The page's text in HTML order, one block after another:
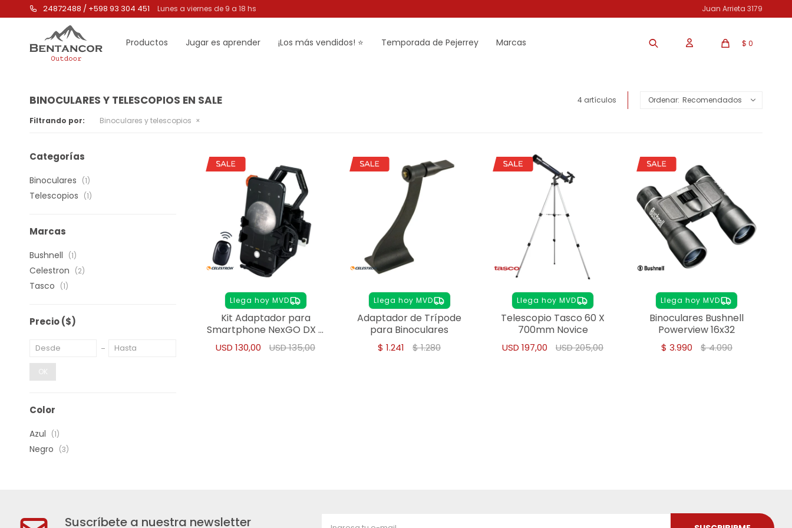
Productos Jugar es aprender ¡Los más vendidos! ⭐ Temporada de Pejerrey Marcas $ 0
24872488 / +598 93 304 451 Lunes a viernes de 9 a 18 hs Juan Arrieta 3179
BINOCULARES Y TELESCOPIOS EN SALE 4 artículos Recomendados
Filtrando por: Binoculares y telescopios
Llega hoy MVD
Kit Adaptador para
Smartphone NexGO DX –
Solución Completa de
Digiscoping
USD 130,00 USD135,00
Llega hoy MVD
Adaptador de Trípode
para Binoculares
$ 1.241 $1.280
Llega hoy MVD
Telescopio Tasco 60 X
700mm Novice
USD 197,00 USD205,00
Llega hoy MVD
Binoculares Bushnell
Powerview 16x32
$ 3.990 $4.090
Categorías
Binoculares (1)
Telescopios (1)
Marcas
Bushnell (1)
Celestron (2)
Tasco (1)
Precio($)
OK
Color
Azul (1)
Negro (3)
Suscríbete a nuestra newsletter